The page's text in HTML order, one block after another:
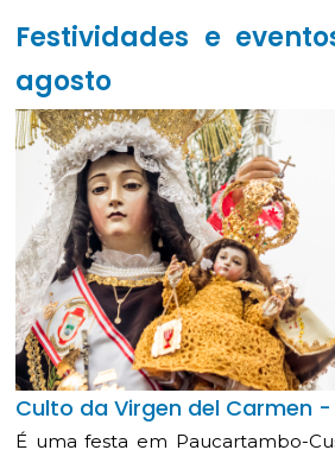
Festividades e
agosto
Culto da Virgen del Carmen
É uma festa em Paucartambo-